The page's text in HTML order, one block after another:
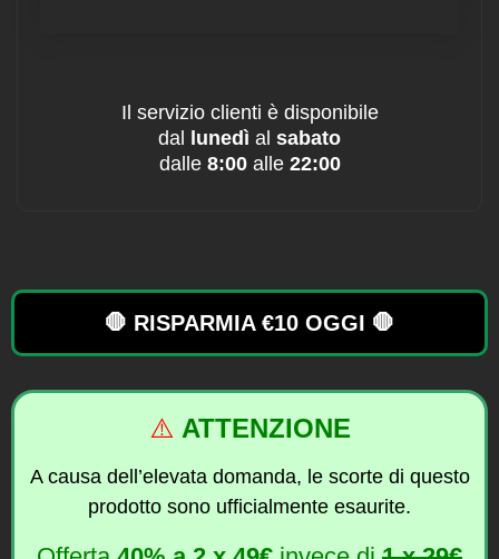
Il servizio clienti è disponibile
dal lunedì al sabato
dalle 8:00alle 22:00
🛑 RISPARMIA €10 OGGI 🛑
⚠️ ATTENZIONE
A causa dell’elevata domanda, le scorte di questo
prodotto sono ufficialmente esaurite.